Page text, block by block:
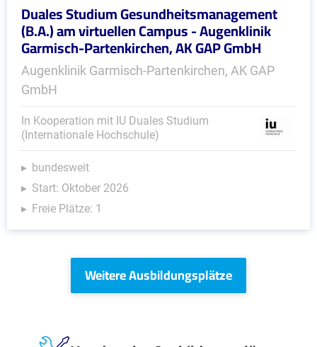
Duales Studium Gesundheitsmanagement
(B.A.) am virtuellen Campus - Augenklinik
Garmisch-Partenkirchen, AK GAP GmbH
Augenklinik Garmisch-Partenkirchen, AK GAP
GmbH
In Kooperation mit IU Duales Studium
(Internationale Hochschule)
bundesweit
Start: Oktober 2026
Freie Plätze: 1
Weitere Ausbildungsplätze